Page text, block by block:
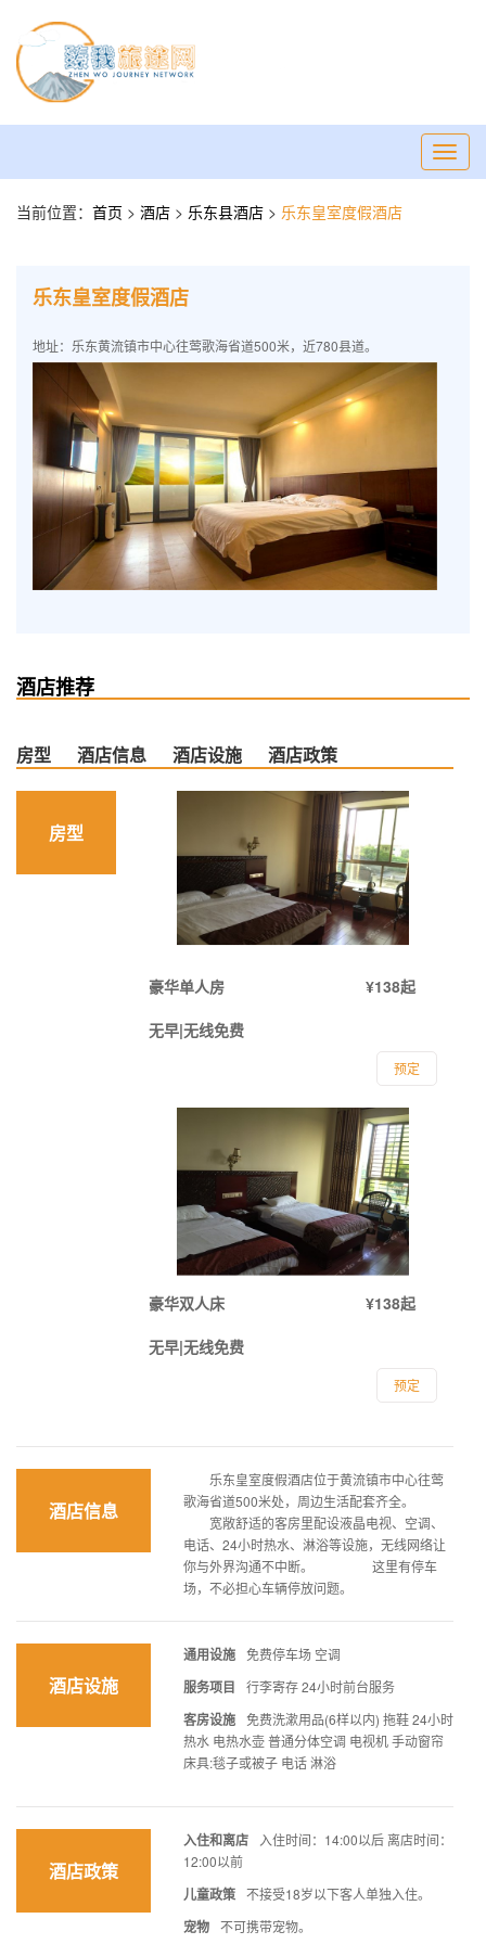
当前位置： 首页 > 酒店 > 乐东县酒店 > 乐东皇室度假酒店
乐东皇室度假酒店
地址：乐东黄流镇市中心往莺歌海省道500米，近780县道。
酒店推荐
房型 酒店信息 酒店设施 酒店政策
房型
豪华单人房
¥138起
无早|无线免费
预定
豪华双人床
¥138起
无早|无线免费
预定
酒店信息
乐东皇室度假酒店位于黄流镇市中心往莺
歌海省道500米处，周边生活配套齐全。
宽敞舒适的客房里配设液晶电视、空调、
电话、24小时热水、淋浴等设施，无线网络让
你与外界沟通不中断。 这里有停车
场，不必担心车辆停放问题。
酒店设施
通用设施 免费停车场 空调
服务项目 行李寄存 24小时前台服务
客房设施 免费洗漱用品(6样以内) 拖鞋 24小时
热水 电热水壶 普通分体空调 电视机 手动窗帘
床具:毯子或被子 电话 淋浴
酒店政策
入住和离店
入住时间：14:00以后 离店时间：
12:00以前
儿童政策 不接受18岁以下客人单独入住。
宠物 不可携带宠物。